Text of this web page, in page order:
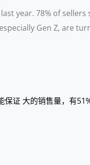
year. 78% of sellers
Gen Z, are
证 大的销售量，有